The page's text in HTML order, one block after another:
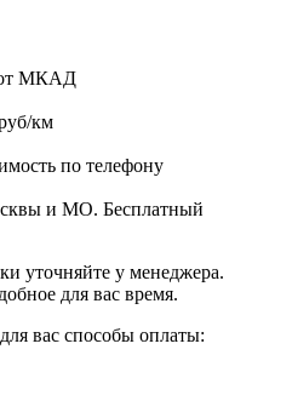
от МКАД
км
по телефону
и МО. Бесплатный
уточняйте у менеджера.
для вас время.
вас способы оплаты: